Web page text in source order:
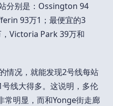
分别是：Ossington 94
93万1；最便宜的3
Victoria Park 39万和
情况，就能发现2号线每站
线大得多。这说明，多伦
常明显，而和Yonge街走廊